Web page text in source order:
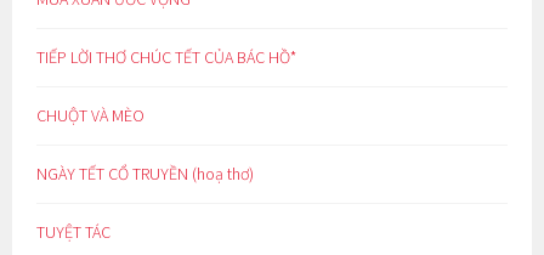
TIẾP LỜI THƠ CHÚC TẾT CỦA BÁC HỒ*
CHUỘT VÀ MÈO
NGÀY TẾT CỔ TRUYỀN (hoạ thơ)
TUYỆT TÁC